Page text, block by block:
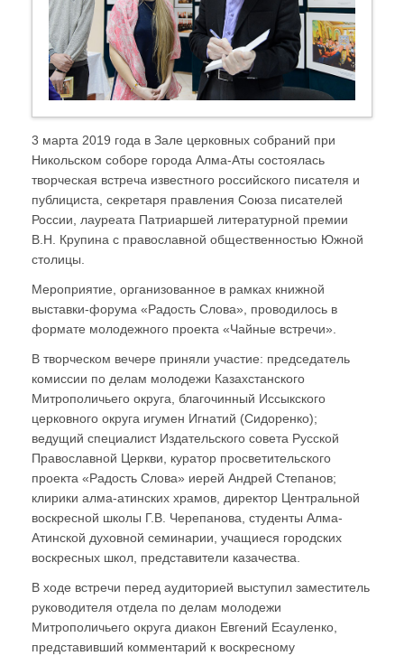
3 марта 2019 года в Зале церковных собраний при
Никольском соборе города Алма-Аты состоялась
творческая встреча известного российского писателя и
публициста, секретаря правления Союза писателей
России, лауреата Патриаршей литературной премии
В.Н. Крупина с православной общественностью Южной
столицы.
Мероприятие, организованное в рамках книжной
выставки-форума «Радость Слова», проводилось в
формате молодежного проекта «Чайные встречи».
В творческом вечере приняли участие: председатель
комиссии по делам молодежи Казахстанского
Митрополичьего округа, благочинный Иссыкского
церковного округа игумен Игнатий (Сидоренко);
ведущий специалист Издательского совета Русской
Православной Церкви, куратор просветительского
проекта «Радость Слова» иерей Андрей Степанов;
клирики алма-атинских храмов, директор Центральной
воскресной школы Г.В. Черепанова, студенты Алма-
Атинской духовной семинарии, учащиеся городских
воскресных школ, представители казачества.
В ходе встречи перед аудиторией выступил заместитель
руководителя отдела по делам молодежи
Митрополичьего округа диакон Евгений Есауленко,
представивший комментарий к воскресному